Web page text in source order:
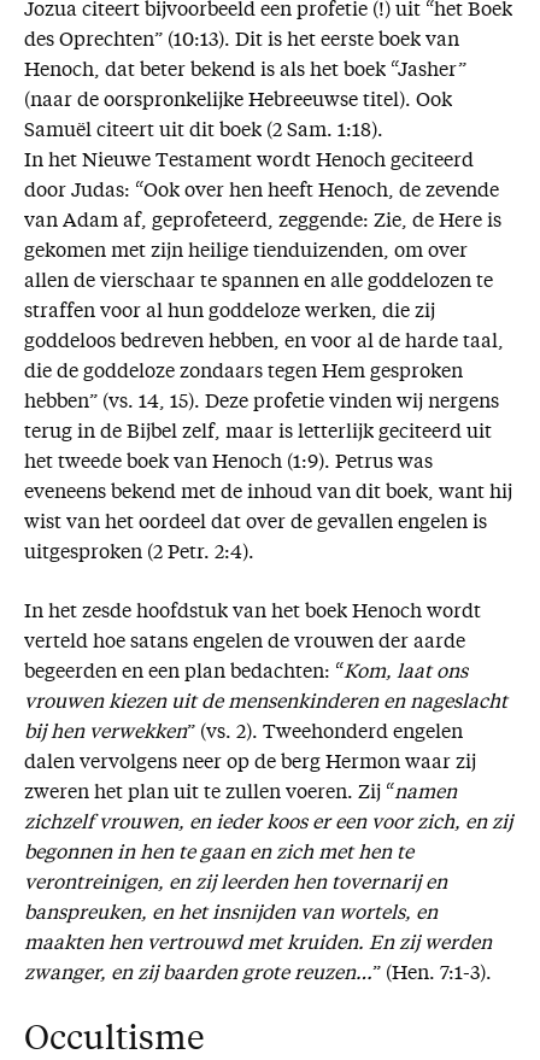
Jozua citeert bijvoorbeeld een profetie (!) uit “het Boek
des Oprechten” (10:13). Dit is het eerste boek van
Henoch, dat beter bekend is als het boek “Jasher”
(naar de oorspronkelijke Hebreeuwse titel). Ook
Samuël citeert uit dit boek (2 Sam. 1:18).
In het Nieuwe Testament wordt Henoch geciteerd
door Judas: “Ook over hen heeft Henoch, de zevende
van Adam af, geprofeteerd, zeggende: Zie, de Here is
gekomen met zijn heilige tienduizenden, om over
allen de vierschaar te spannen en alle goddelozen te
straffen voor al hun goddeloze werken, die zij
goddeloos bedreven hebben, en voor al de harde taal,
die de goddeloze zondaars tegen Hem gesproken
hebben” (vs. 14, 15). Deze profetie vinden wij nergens
terug in de Bijbel zelf, maar is letterlijk geciteerd uit
het tweede boek van Henoch (1:9). Petrus was
eveneens bekend met de inhoud van dit boek, want hij
wist van het oordeel dat over de gevallen engelen is
uitgesproken (2 Petr. 2:4).
In het zesde hoofdstuk van het boek Henoch wordt
verteld hoe satans engelen de vrouwen der aarde
begeerden en een plan bedachten: “Kom, laat ons
vrouwen kiezen uit de mensenkinderen en nageslacht
bij hen verwekken” (vs. 2). Tweehonderd engelen
dalen vervolgens neer op de berg Hermon waar zij
zweren het plan uit te zullen voeren. Zij “namen
zichzelf vrouwen, en ieder koos er een voor zich, en zij
begonnen in hen te gaan en zich met hen te
verontreinigen, en zij leerden hen tovernarij en
banspreuken, en het insnijden van wortels, en
maakten hen vertrouwd met kruiden. En zij werden
zwanger, en zij baarden grote reuzen…” (Hen. 7:1-3).
Occultisme